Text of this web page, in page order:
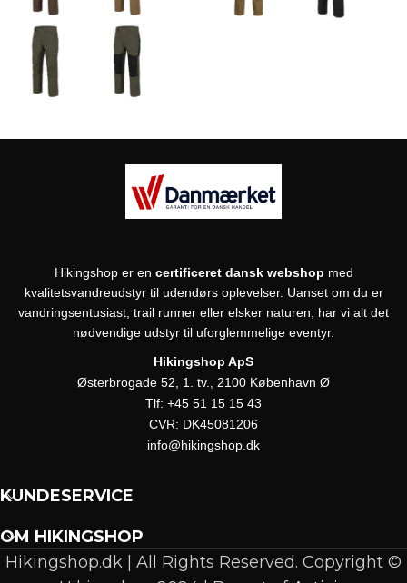
Hikingshop er en certificeret dansk webshop med
kvalitetsvandreudstyr til udendørs oplevelser. Uanset om du er
vandringsentusiast, trail runner eller elsker naturen, har vi alt det
nødvendige udstyr til uforglemmelige eventyr.
Hikingshop ApS
Østerbrogade 52, 1. tv., 2100 København Ø
Tlf: +45 51 15 15 43
CVR: DK45081206
info@hikingshop.dk
KUNDESERVICE
OM HIKINGSHOP
Hikingshop.dk | All Rights Reserved. Copyright ©